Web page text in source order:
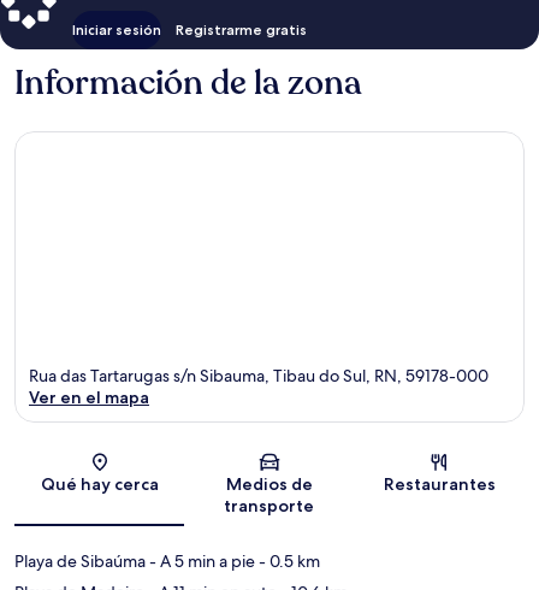
Iniciar sesión Registrarme gratis
Información de la zona
Sección del mapa
Rua das Tartarugas s/n Sibauma, Tibau do Sul, RN, 59178-000
Ver en el mapa
Qué hay cerca
Medios de
transporte
Restaurantes
Playa de Sibaúma- A 5 min a pie- 0.5 km